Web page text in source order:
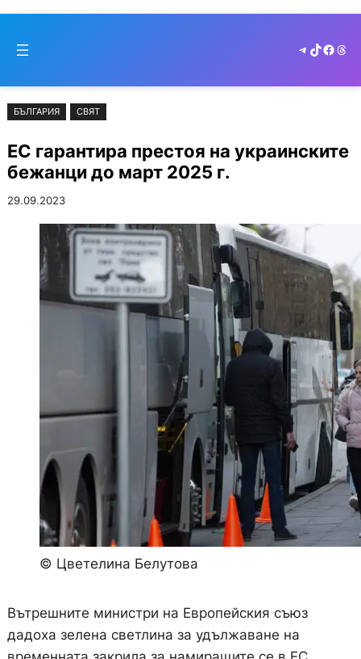
съдържанието
to
Telegram
TikTok
БЪЛГАРИЯ СВЯТ
ЕС гарантира престоя на украинските
бежанци до март 2025 г.
29.09.2023
© Цветелина Белутова
Вътрешните министри на Европейския съюз
дадоха зелена светлина за удължаване на